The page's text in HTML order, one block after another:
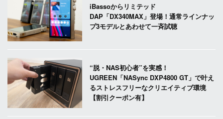
iBassoからリミテッド
DAP「DX340MAX」登場！通常ラインナッ
プ3モデルとあわせて一斉試聴
“脱・NAS初心者”を実感！
UGREEN「NASync DXP4800 GT」で叶え
るストレスフリーなクリエイティブ環境
【割引クーポン有】